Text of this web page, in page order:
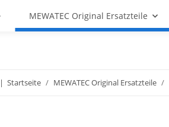
MEWATEC Original Ersatzteile
Startseite MEWATEC Original Ersatzteile